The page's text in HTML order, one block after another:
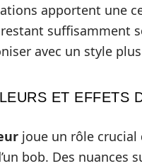
apportent une
suffisamment
avec un style
ET EFFETS
joue un rôle crucial
bob. Des nuances